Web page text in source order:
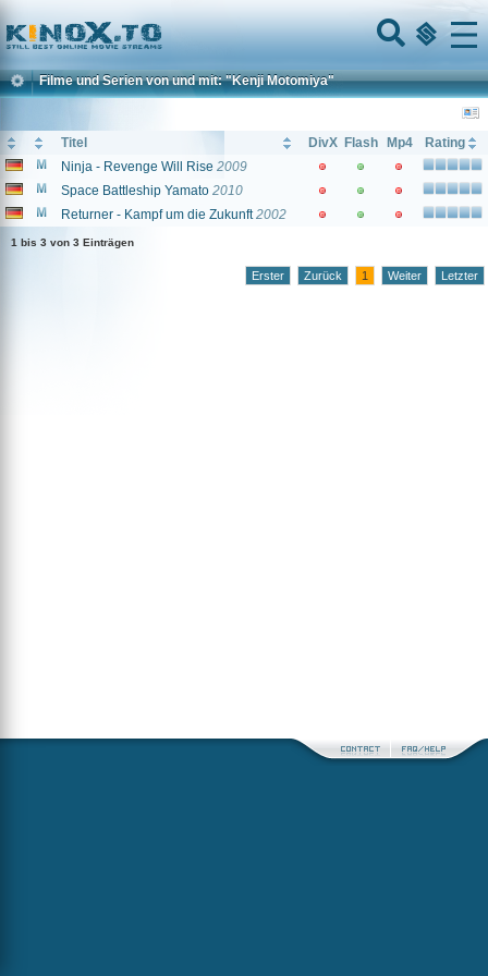
Home
Menu
Filme und Serien von und mit: "Kenji Motomiya"
Titel DivX Flash Mp4
Rating
Ninja - Revenge Will Rise 2009
Space Battleship Yamato 2010
Returner - Kampf um die Zukunft 2002
1 bis 3 von 3 Einträgen
Erster Zurück 1 Weiter Letzter